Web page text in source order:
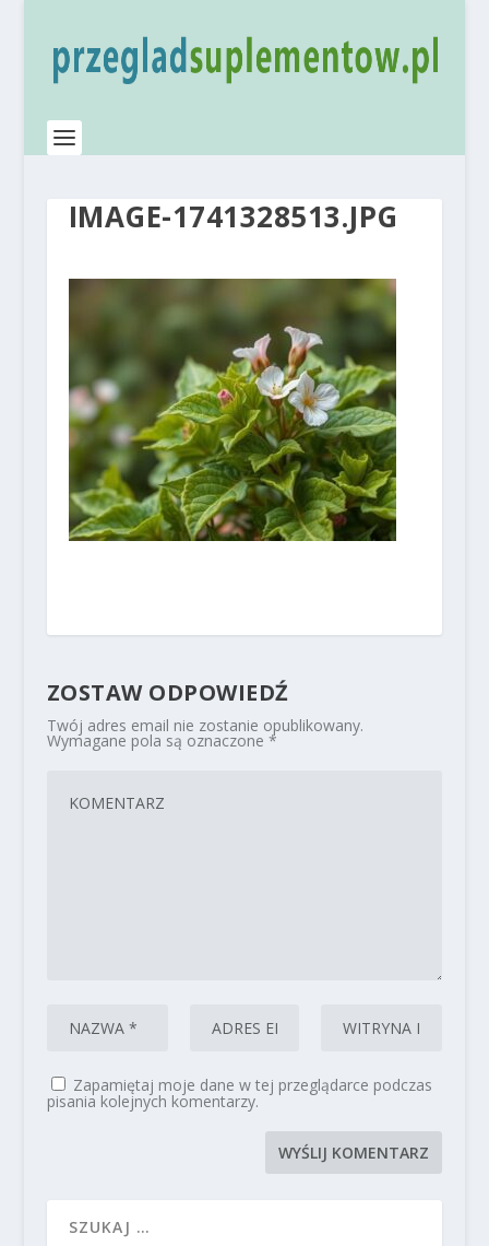
IMAGE-1741328513.JPG
ZOSTAW ODPOWIEDŹ
Twój adres email nie zostanie opublikowany.
Wymagane pola są oznaczone *
Zapamiętaj moje dane w tej przeglądarce podczas
pisania kolejnych komentarzy.